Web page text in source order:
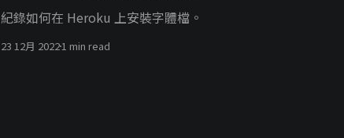
紀錄如何在 Heroku 上安裝字體檔。
23 12月 20221 min read